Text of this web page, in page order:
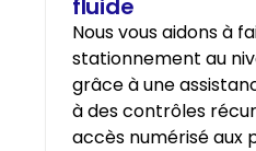
Nous vous aidons à
stationnement au
grâce à une
à des contrôles
accès numérisé aux